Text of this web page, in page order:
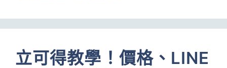
立可得教學！價格、LINE